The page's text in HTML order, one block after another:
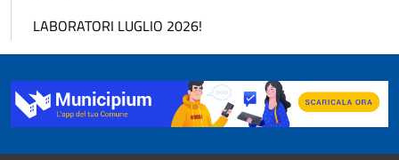
LABORATORI LUGLIO 2026!